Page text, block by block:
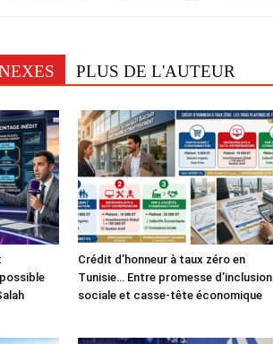
PLUS DE L'AUTEUR
Crédit d’honneur à taux zéro en
Tunisie… Entre promesse d’inclusion
sociale et casse-tête économique